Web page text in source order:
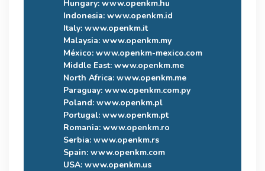
Hungary: www.openkm.hu
Indonesia: www.openkm.id
Italy: www.openkm.it
Malaysia: www.openkm.my
México: www.openkm-mexico.com
Middle East: www.openkm.me
North Africa: www.openkm.me
Paraguay: www.openkm.com.py
Poland: www.openkm.pl
Portugal: www.openkm.pt
Romania: www.openkm.ro
Serbia: www.openkm.rs
Spain: www.openkm.com
USA: www.openkm.us